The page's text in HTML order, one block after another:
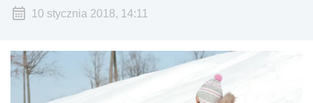
10 stycznia 2018, 14:11